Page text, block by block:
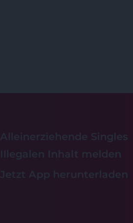
Alleinerziehende Singles
Illegalen Inhalt melden
Jetzt App herunterladen